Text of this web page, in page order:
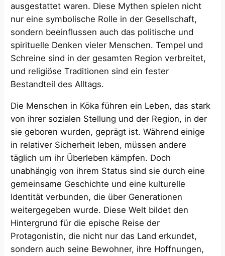
ausgestattet waren. Diese Mythen spielen nicht
nur eine symbolische Rolle in der Gesellschaft,
sondern beeinflussen auch das politische und
spirituelle Denken vieler Menschen. Tempel und
Schreine sind in der gesamten Region verbreitet,
und religiöse Traditionen sind ein fester
Bestandteil des Alltags.
Die Menschen in Kōka führen ein Leben, das stark
von ihrer sozialen Stellung und der Region, in der
sie geboren wurden, geprägt ist. Während einige
in relativer Sicherheit leben, müssen andere
täglich um ihr Überleben kämpfen. Doch
unabhängig von ihrem Status sind sie durch eine
gemeinsame Geschichte und eine kulturelle
Identität verbunden, die über Generationen
weitergegeben wurde. Diese Welt bildet den
Hintergrund für die epische Reise der
Protagonistin, die nicht nur das Land erkundet,
sondern auch seine Bewohner, ihre Hoffnungen,